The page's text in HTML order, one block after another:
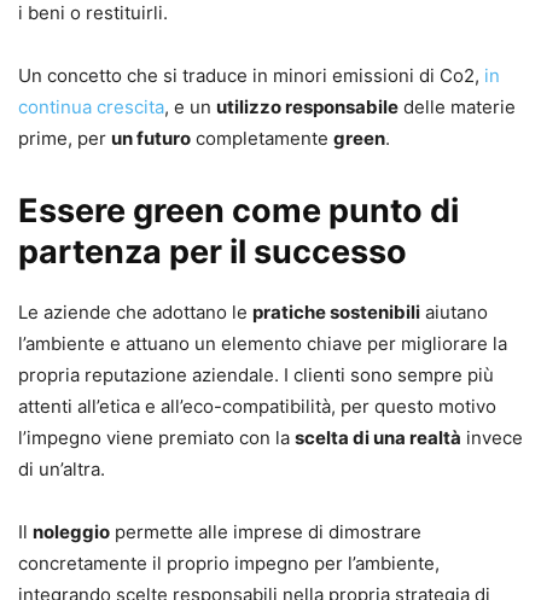
i beni o restituirli.
Un concetto che si traduce in minori emissioni di Co2, in
continua crescita, e un utilizzo responsabile delle materie
prime, per un futuro completamente green.
Essere green come punto di
partenza per il successo
Le aziende che adottano le pratiche sostenibili aiutano
l’ambiente e attuano un elemento chiave per migliorare la
propria reputazione aziendale. I clienti sono sempre più
attenti all’etica e all’eco-compatibilità, per questo motivo
l’impegno viene premiato con la scelta di una realtà invece
di un’altra.
Il noleggio permette alle imprese di dimostrare
concretamente il proprio impegno per l’ambiente,
integrando scelte responsabili nella propria strategia di